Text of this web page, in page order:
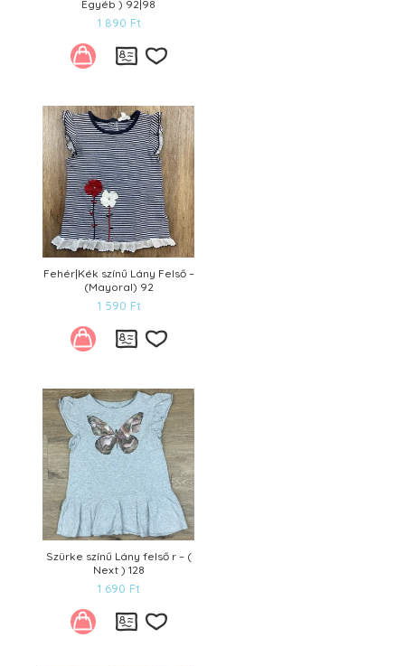
Egyéb ) 92|98
1 890 Ft
Kívánságlistára
Fehér|Kék színű Lány Felső –
(Mayoral) 92
1 590 Ft
Kívánságlistára
Szürke színű Lány felső r – (
Next ) 128
1 690 Ft